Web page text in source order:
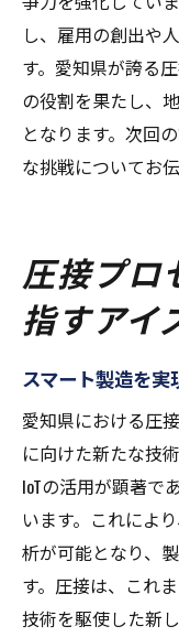
し、雇用の創出や
す。愛知県が誇る
の役割を果たし、
となります。次回
な挑戦についてお
圧接プロ
指すアイ
スマート製造を
愛知県における圧
に向けた新たな技
IoTの活用が顕著で
います。これによ
析が可能となり、
す。圧接は、これ
技術を駆使した新